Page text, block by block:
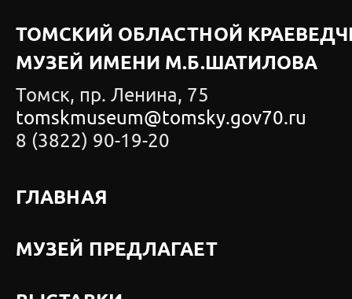
ТОМСКИЙ ОБЛАСТНОЙ
МУЗЕЙ ИМЕНИ М.Б.ШАТИЛОВА
Томск, пр. Ленина, 75
tomskmuseum@tomsky.gov70.ru
8 (3822) 90-19-20
ГЛАВНАЯ
МУЗЕЙ ПРЕДЛАГАЕТ